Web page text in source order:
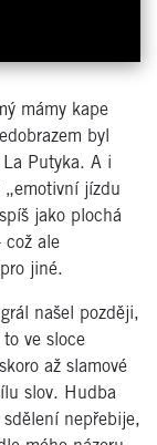
mámy kape
byl
Putyka. A i
jízdu
jako plochá
což ale
jiné.
našel později,
ve sloce
až slamové
slov. Hudba
sdělení nepřebije,